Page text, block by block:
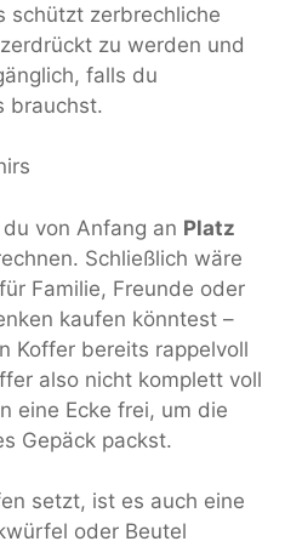
schützt zerbrechliche
zu werden und
falls du
brauchst.
von Anfang an Platz
Schließlich wäre
Familie, Freunde oder
kaufen könntest –
Koffer bereits rappelvoll
also nicht komplett voll
eine Ecke frei, um die
Gepäck packst.
setzt, ist es auch eine
oder Beutel